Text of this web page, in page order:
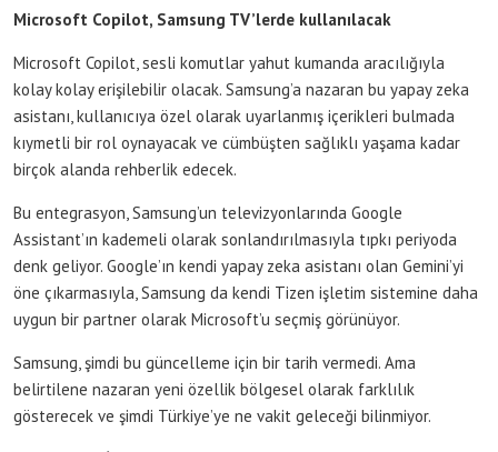
Microsoft Copilot, Samsung TV’lerde kullanılacak
Microsoft Copilot, sesli komutlar yahut kumanda aracılığıyla
kolay kolay erişilebilir olacak. Samsung’a nazaran bu yapay zeka
asistanı, kullanıcıya özel olarak uyarlanmış içerikleri bulmada
kıymetli bir rol oynayacak ve cümbüşten sağlıklı yaşama kadar
birçok alanda rehberlik edecek.
Bu entegrasyon, Samsung’un televizyonlarında Google
Assistant’ın kademeli olarak sonlandırılmasıyla tıpkı periyoda
denk geliyor. Google’ın kendi yapay zeka asistanı olan Gemini’yi
öne çıkarmasıyla, Samsung da kendi Tizen işletim sistemine daha
uygun bir partner olarak Microsoft’u seçmiş görünüyor.
Samsung, şimdi bu güncelleme için bir tarih vermedi. Ama
belirtilene nazaran yeni özellik bölgesel olarak farklılık
gösterecek ve şimdi Türkiye’ye ne vakit geleceği bilinmiyor.